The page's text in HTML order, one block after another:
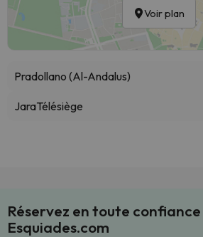
Voir plan
Pradollano (Al-Andalus)
JaraTélésiège
Réservez en toute
Esquiades.com